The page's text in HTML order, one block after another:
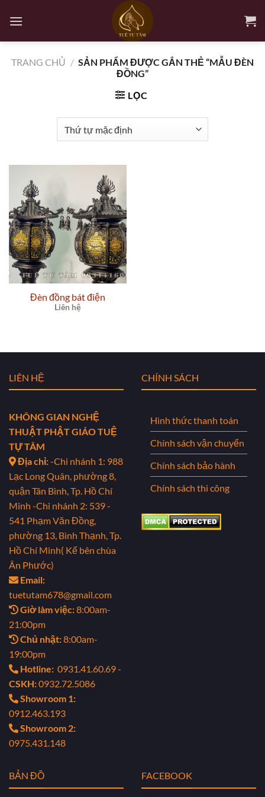
qua
TRANG CHỦ / SẢN PHẨM ĐƯỢC GẮN THẺ “MẪU ĐÈN
ĐỒNG”
LỌC
Đèn đồng bát điện
Liên hệ
LIÊN HỆ
KHÔNG GIAN NGHỆ
THUẬT PHẬT GIÁO TUỆ
TỰ TÂM
Địa chỉ:-Chi nhánh 1: 988
Lạc Long Quân, phường 8,
quận Tân Bình, Tp. Hồ Chí
Minh -Chi nhánh 2: 539 -
541 Phạm Văn Đồng,
phường 13, Bình Thạnh, Tp.
Hồ Chí Minh( Kế bên chùa
Ân Phước)
Email:
tuetutam678@gmail.com
Giờ làm việc:8:00am-
21:00pm
Chủ nhật:8:00am-
19:00pm
Hotline: 0931.41.60.69 -
CSKH:0932.72.5086
Showroom 1:
0912.463.193
Showroom 2:
0975.431.148
CHÍNH SÁCH
Hình thức thanh toán
Chính sách vận chuyển
Chính sách bảo hành
Chính sách thi công
BẢN ĐỒ FACEBOOK